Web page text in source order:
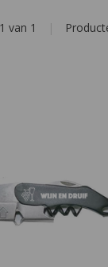
van 1